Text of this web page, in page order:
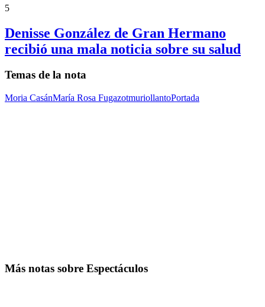
5
Denisse González de Gran Hermano
recibió una mala noticia sobre su salud
Temas de la nota
Moria CasánMaría Rosa FugazotmuriollantoPortada
Más notas sobre Espectáculos